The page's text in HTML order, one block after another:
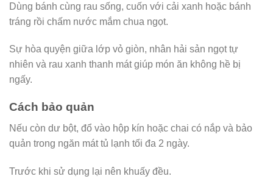
Dùng bánh cùng rau sống, cuốn với cải xanh hoặc bánh
tráng rồi chấm nước mắm chua ngọt.
Sự hòa quyện giữa lớp vỏ giòn, nhân hải sản ngọt tự
nhiên và rau xanh thanh mát giúp món ăn không hề bị
ngấy.
Cách bảo quản
Nếu còn dư bột, đổ vào hộp kín hoặc chai có nắp và bảo
quản trong ngăn mát tủ lạnh tối đa 2 ngày.
Trước khi sử dụng lại nên khuấy đều.